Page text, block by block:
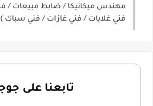
مهندس ميكانيكا / ضابط مبيعات /
فني غلايات / فني غازات / فني سباك )
تابعنا على